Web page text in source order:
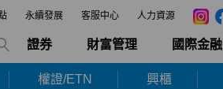
永續發展 客服中心 人力資源
證券 財富管理 國際金融
權證/ETN 興櫃